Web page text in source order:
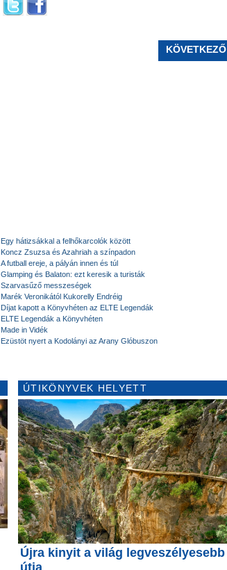
KÖVETKEZŐ
Egy hátizsákkal a felhőkarcolók között
Koncz Zsuzsa és Azahriah a színpadon
A futball ereje, a pályán innen és túl
Glamping és Balaton: ezt keresik a turisták
Szarvasűző messzeségek
Marék Veronikától Kukorelly Endréig
Díjat kapott a Könyvhéten az ELTE Legendák
ELTE Legendák a Könyvhéten
Made in Vidék
Ezüstöt nyert a Kodolányi az Arany Glóbuszon
ÚTIKÖNYVEK HELYETT
Újra kinyit a világ legveszélyesebb
útja